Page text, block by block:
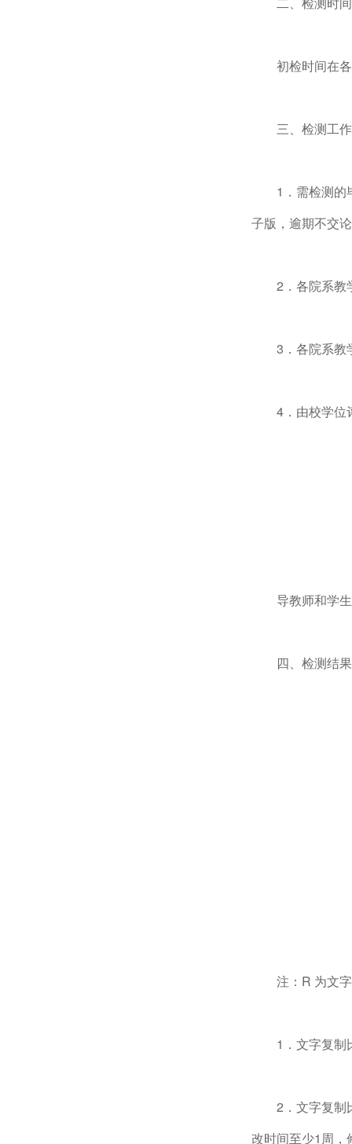
初检时间在
三、检测工
1．需检测的
子版，逾期不交
2．各院系教
3．各院系教
4．由校学位
导教师和学
四、检测结
注：R 为文
1．文字复制
2．文字复制
改时间至少1周，